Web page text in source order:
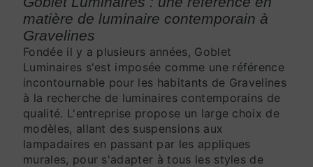
matière de luminaire contemporain à
Gravelines
Fondée il y a plusieurs années, Goblet
Luminaires s'est imposée comme une référence
incontournable pour les habitants de Gravelines
à la recherche de luminaires contemporains de
qualité. L'entreprise propose un large choix de
modèles, allant des suspensions aux
lampadaires en passant par les appliques
murales, pour s'adapter à tous les styles de